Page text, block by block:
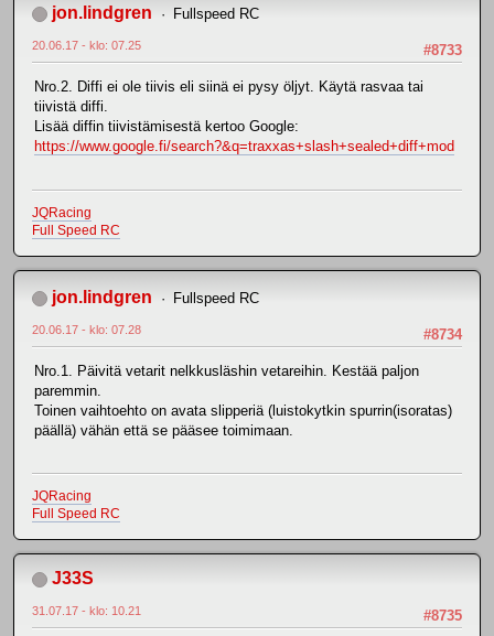
jon.lindgren Fullspeed RC
#8733
20.06.17 - klo: 07.25
Nro.2. Diffi ei ole tiivis eli siinä ei pysy öljyt. Käytä rasvaa tai
tiivistä diffi.
Lisää diffin tiivistämisestä kertoo Google:
https://www.google.fi/search?&q=traxxas+slash+sealed+diff+mod
JQRacing
Full Speed RC
jon.lindgren Fullspeed RC
#8734
20.06.17 - klo: 07.28
Nro.1. Päivitä vetarit nelkkusläshin vetareihin. Kestää paljon
paremmin.
Toinen vaihtoehto on avata slipperiä (luistokytkin spurrin(isoratas)
päällä) vähän että se pääsee toimimaan.
JQRacing
Full Speed RC
J33S
#8735
31.07.17 - klo: 10.21